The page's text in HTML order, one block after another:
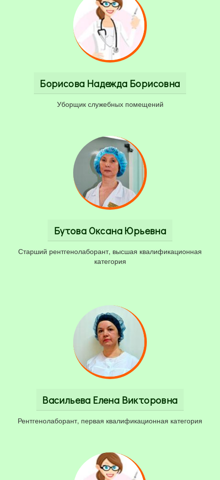
Борисова Надежда Борисовна
Уборщик служебных помещений
Бутова Оксана Юрьевна
Старший рентгенолаборант, высшая квалификационная
категория
Васильева Елена Викторовна
Рентгенолаборант, первая квалификационная категория